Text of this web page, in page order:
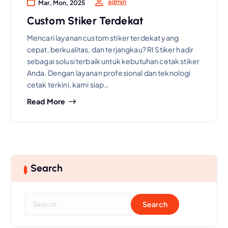
Mar, Mon, 2025 admin
Custom Stiker Terdekat
Mencari layanan custom stiker terdekat yang
cepat, berkualitas, dan terjangkau? RI Stiker hadir
sebagai solusi terbaik untuk kebutuhan cetak stiker
Anda. Dengan layanan profesional dan teknologi
cetak terkini, kami siap…
Read More
Search